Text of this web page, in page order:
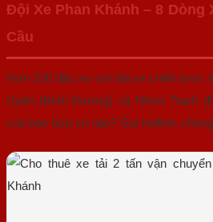
Đội Xe Phan Khánh – 8 Dòng
Cầu
Hơn 230 đầu xe với bãi xe chiến lược
Uyên (Bình Dương) và Nhơn Trạch
của bạn hợp xe nào? Gọi hotline,